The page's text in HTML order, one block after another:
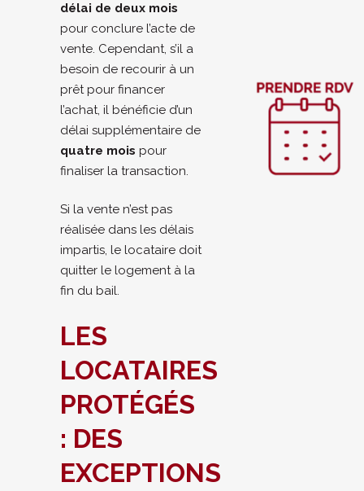
délai de deux mois
pour conclure l’acte de
vente. Cependant, s’il a
besoin de recourir à un
prêt pour financer
l’achat, il bénéficie d’un
délai supplémentaire de
quatre mois pour
finaliser la transaction.
Si la vente n’est pas
réalisée dans les délais
impartis, le locataire doit
quitter le logement à la
fin du bail.
LES
LOCATAIRES
PROTÉGÉS
: DES
EXCEPTIONS